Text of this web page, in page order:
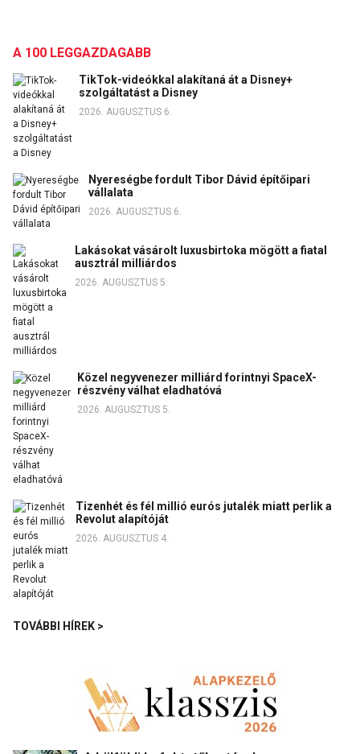
A 100 LEGGAZDAGABB
TikTok-videókkal alakítaná át a Disney+
szolgáltatást a Disney
2026. AUGUSZTUS 6.
Nyereségbe fordult Tibor Dávid építőipari
vállalata
2026. AUGUSZTUS 6.
Lakásokat vásárolt luxusbirtoka mögött a fiatal
ausztrál milliárdos
2026. AUGUSZTUS 5.
Közel negyvenezer milliárd forintnyi SpaceX-
részvény válhat eladhatóvá
2026. AUGUSZTUS 5.
Tizenhét és fél millió eurós jutalék miatt perlik a
Revolut alapítóját
2026. AUGUSZTUS 4.
TOVÁBBI HÍREK >